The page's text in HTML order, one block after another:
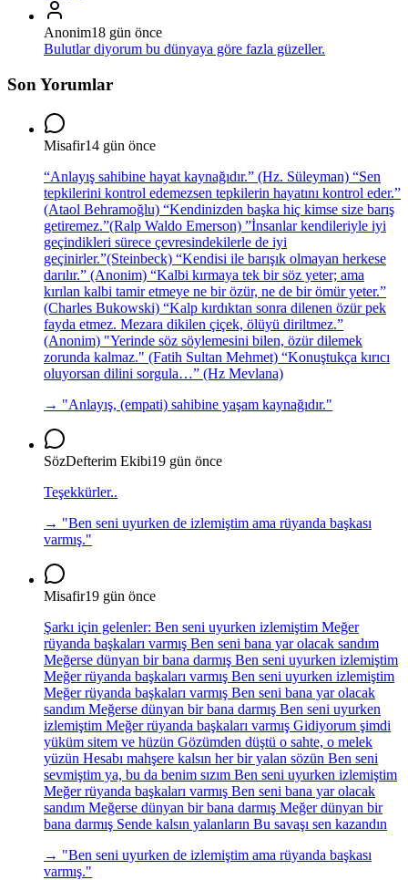
Anonim18 gün önce
Bulutlar diyorum bu dünyaya göre fazla güzeller.
Son Yorumlar
Misafir14 gün önce
“Anlayış sahibine hayat kaynağıdır.” (Hz. Süleyman) “Sen
tepkilerini kontrol edemezsen tepkilerin hayatını kontrol eder.”
(Ataol Behramoğlu) “Kendinizden başka hiç kimse size barış
getiremez.”(Ralp Waldo Emerson) ”İnsanlar kendileriyle iyi
geçindikleri sürece çevresindekilerle de iyi
geçinirler.”(Steinbeck) “Kendisi ile barışık olmayan herkese
darılır.” (Anonim) “Kalbi kırmaya tek bir söz yeter; ama
kırılan kalbi tamir etmeye ne bir özür, ne de bir ömür yeter.”
(Charles Bukowski) “Kalp kırdıktan sonra dilenen özür pek
fayda etmez. Mezara dikilen çiçek, ölüyü diriltmez.”
(Anonim) "Yerinde söz söylemesini bilen, özür dilemek
zorunda kalmaz." (Fatih Sultan Mehmet) “Konuştukça kırıcı
oluyorsan dilini sorgula…” (Hz Mevlana)
→ "Anlayış, (empati) sahibine yaşam kaynağıdır."
SözDefterim Ekibi19 gün önce
Teşekkürler..
→ "Ben seni uyurken de izlemiştim ama rüyanda başkası
varmış."
Misafir19 gün önce
Şarkı için gelenler: Ben seni uyurken izlemiştim Meğer
rüyanda başkaları varmış Ben seni bana yar olacak sandım
Meğerse dünyan bir bana darmış Ben seni uyurken izlemiştim
Meğer rüyanda başkaları varmış Ben seni uyurken izlemiştim
Meğer rüyanda başkaları varmış Ben seni bana yar olacak
sandım Meğerse dünyan bir bana darmış Ben seni uyurken
izlemiştim Meğer rüyanda başkaları varmış Gidiyorum şimdi
yüküm sitem ve hüzün Gözümden düştü o sahte, o melek
yüzün Hesabı mahşere kalsın her bir yalan sözün Ben seni
sevmiştim ya, bu da benim sızım Ben seni uyurken izlemiştim
Meğer rüyanda başkaları varmış Ben seni bana yar olacak
sandım Meğerse dünyan bir bana darmış Meğer dünyan bir
bana darmış Sende kalsın yalanların Bu savaşı sen kazandın
→ "Ben seni uyurken de izlemiştim ama rüyanda başkası
varmış."